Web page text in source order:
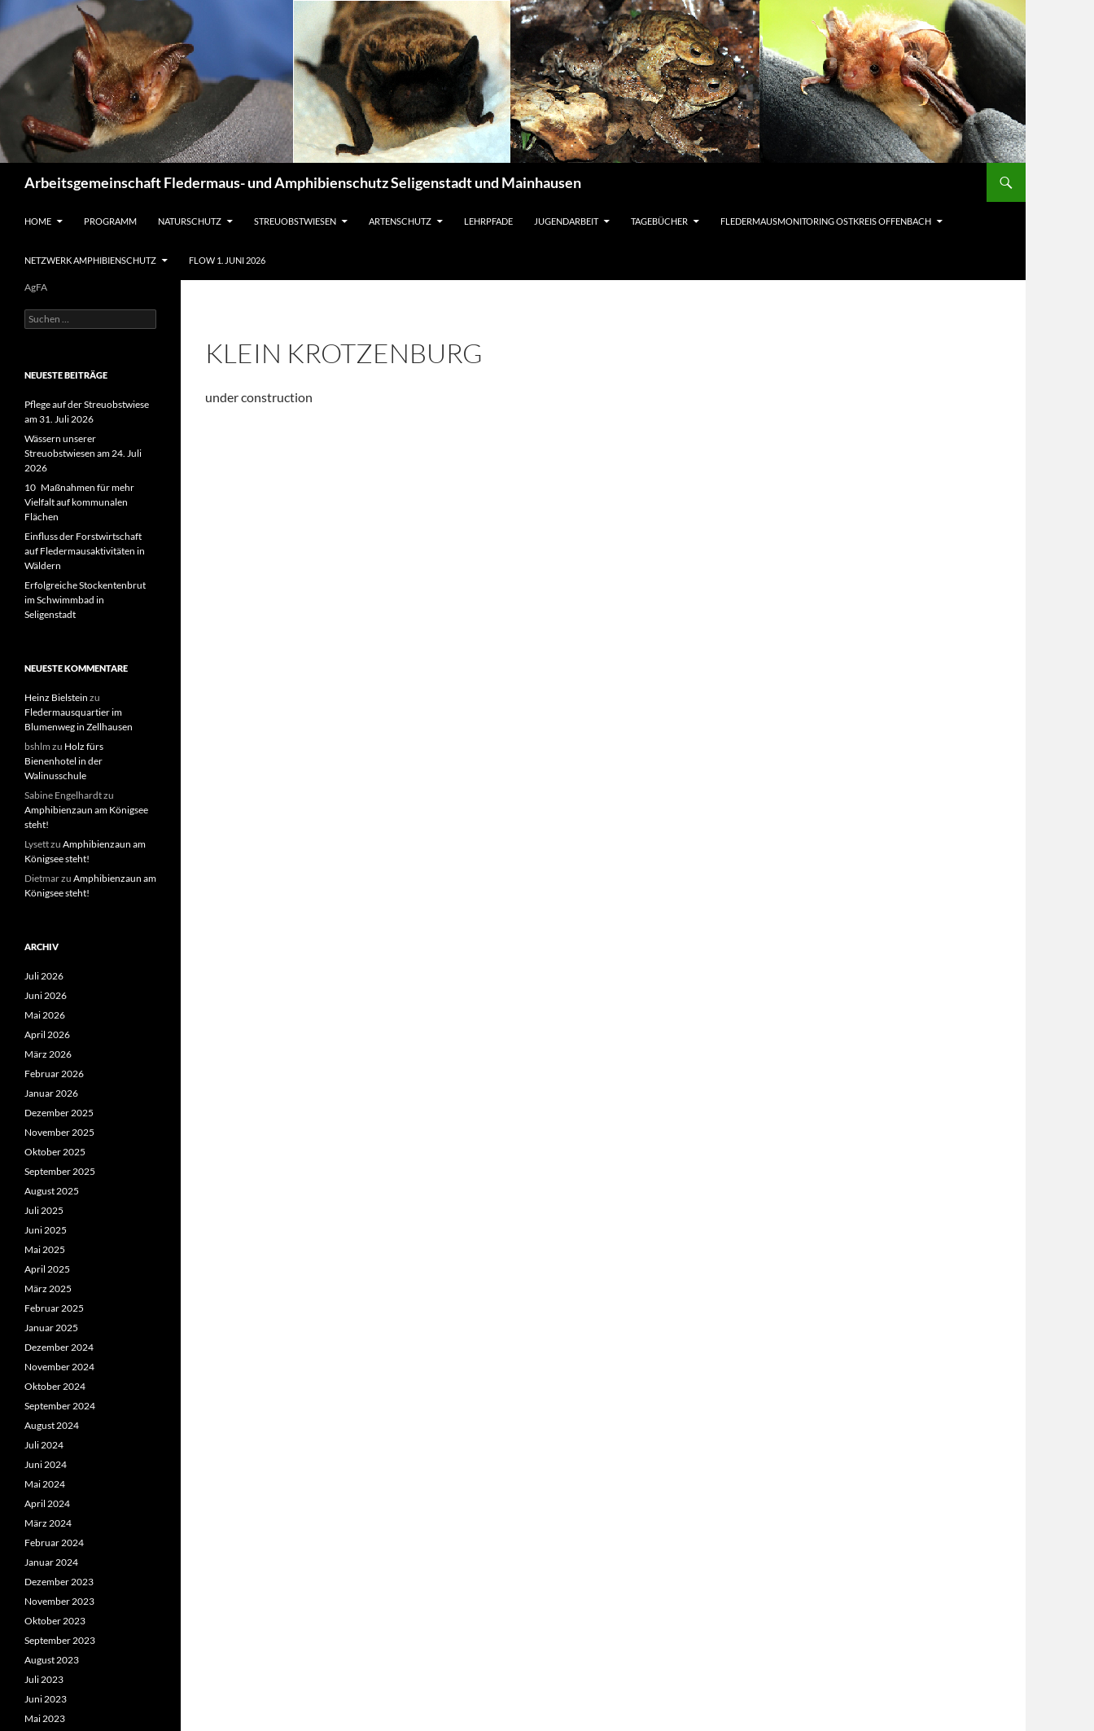
Arbeitsgemeinschaft Fledermaus- und Amphibienschutz Seligenstadt und Mainhausen
HOME
PROGRAMM NATURSCHUTZ STREUOBSTWIESEN ARTENSCHUTZ LEHRPFADE JUGENDARBEIT TAGEBÜCHER FLEDERMAUSMONITORING OSTKREIS OFFENBACH
NETZWERK AMPHIBIENSCHUTZ FLOW 1. JUNI 2026
KLEIN KROTZENBURG
under construction
AgFA
Suchen
nach:
NEUESTE BEITRÄGE
Pflege auf der Streuobstwiese
am 31. Juli 2026
Wässern unserer
Streuobstwiesen am 24. Juli
2026
10 Maßnahmen für mehr
Vielfalt auf kommunalen
Flächen
Einfluss der Forstwirtschaft
auf Fledermausaktivitäten in
Wäldern
Erfolgreiche Stockentenbrut
im Schwimmbad in
Seligenstadt
NEUESTE KOMMENTARE
Heinz Bielstein zu
Fledermausquartier im
Blumenweg in Zellhausen
bshlm zu Holz fürs
Bienenhotel in der
Walinusschule
Sabine Engelhardtzu
Amphibienzaun am Königsee
steht!
Lysettzu Amphibienzaun am
Königsee steht!
Dietmarzu Amphibienzaun am
Königsee steht!
ARCHIV
Juli 2026
Juni 2026
Mai 2026
April 2026
März 2026
Februar 2026
Januar 2026
Dezember 2025
November 2025
Oktober 2025
September 2025
August 2025
Juli 2025
Juni 2025
Mai 2025
April 2025
März 2025
Februar 2025
Januar 2025
Dezember 2024
November 2024
Oktober 2024
September 2024
August 2024
Juli 2024
Juni 2024
Mai 2024
April 2024
März 2024
Februar 2024
Januar 2024
Dezember 2023
November 2023
Oktober 2023
September 2023
August 2023
Juli 2023
Juni 2023
Mai 2023